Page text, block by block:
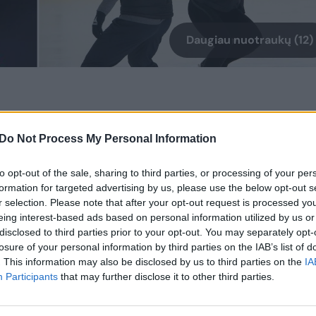
Do Not Process My Personal Information
opt-out of the sale, sharing to third parties, or processing of your
for targeted advertising by us, please use the below opt-out
selection. Please note that after your opt-out request is processed
interest-based ads based on personal information utilized by us
to third parties prior to your opt-out. You may separately
of your personal information by third parties on the IAB’s list of
This information may also be disclosed by us to third parties on the
Participants that may further disclose it to other third parties.
Daugiau nuotraukų (12)
vyksta pažymint Lietuvos dailiojo
sporto šakos varžybos Kaune
mėnesį.
šiuolaikiniam Lietuvos sporto
populiari pramoga. Jau trečiajame
žiemą būdavo įrengiamos kelios
privatūs asmenys ar bendrovės, tiek